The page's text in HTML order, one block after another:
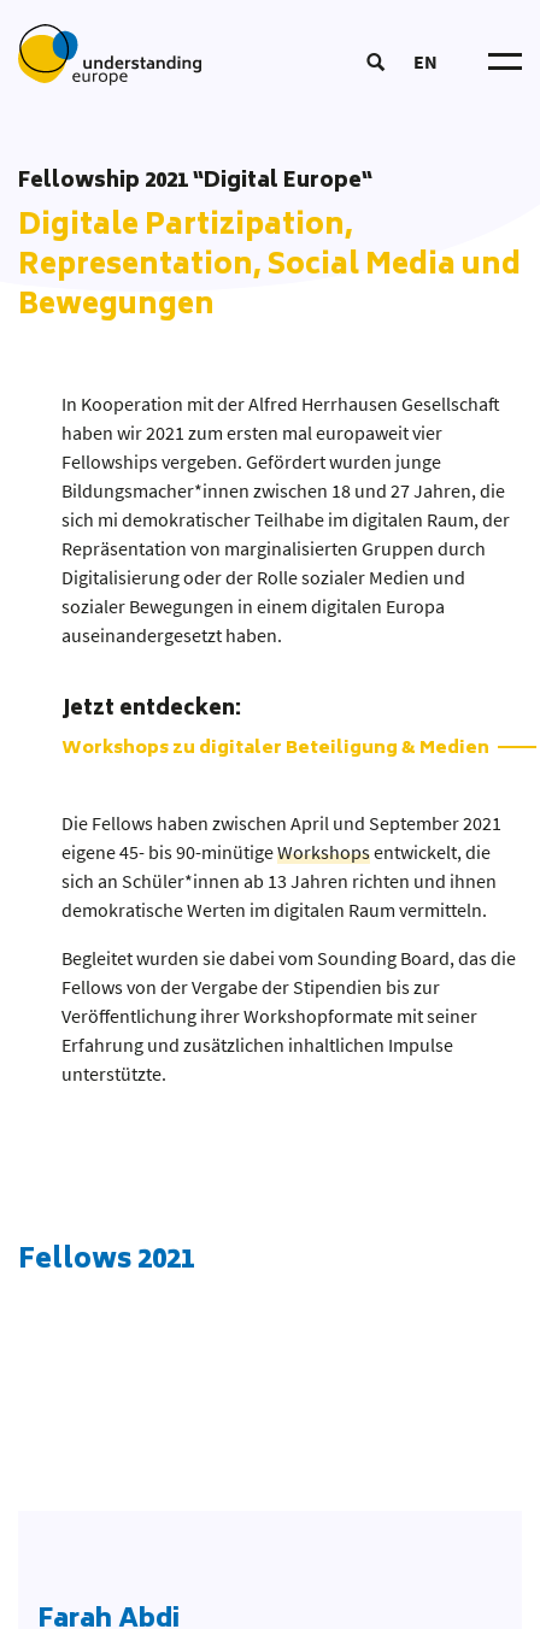
EN
Team
Trainer*in werden
European Summer School
Coordinators‘ Meetings
Bildung
Bildungsmaterial
Glossar
Fellowship 2021 “Digital Europe“
Digitale Partizipation,
Representation, Social Media und
Bewegungen
In Kooperation mit der Alfred Herrhausen Gesellschaft
haben wir 2021 zum ersten mal europaweit vier
Fellowships vergeben. Gefördert wurden junge
Bildungsmacher*innen zwischen 18 und 27 Jahren, die
sich mi demokra­tischer Teilhabe im digitalen Raum, der
Repräsentation von margina­li­sierten Gruppen durch
Digitali­sierung oder der Rolle sozialer Medien und
sozialer Bewegungen in einem digitalen Europa
auseinan­dergesetzt haben.
Jetzt entdecken:
Workshops zu digitaler Beteiligung & Medien
Die Fellows haben zwischen April und September 2021
eigene 45- bis 90-minütigeWorkshopsentwickelt, die
sich an Schüler*innen ab 13 Jahren richten und ihnen
demokratische Werten im digitalen Raum vermitteln.
Begleitet wurden sie dabei vom Sounding Board, das die
Fellows von der Vergabe der Stipendien bis zur
Veröffent­lichung ihrer Workshop­formate mit seiner
Erfahrung und zusätzlichen inhaltlichen Impulse
unterstützte.
Fellows 2021